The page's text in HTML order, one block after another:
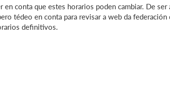
en conta que estes horarios poden cambiar. De
tédeo en conta para revisar a web da
definitivos.